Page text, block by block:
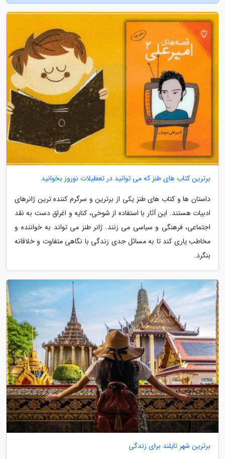
برترین کتاب های طنز که می توانید در تعطیلات نوروز بخوانید
داستان ها و کتاب های طنز یکی از برترین و سرگرم کننده ترین ژانرهای
ادبیات هستند. این آثار با استفاده از شوخی، کنایه و اغراق دست به نقد
اجتماعی، فرهنگی و سیاسی می زنند. ژانر طنز می تواند به خواننده و
مخاطب یاری کند تا به مسائل جدی زندگی با نگاهی متفاوت و خلاقانه
بنگرد.
برترین شهر تایلند برای زندگی